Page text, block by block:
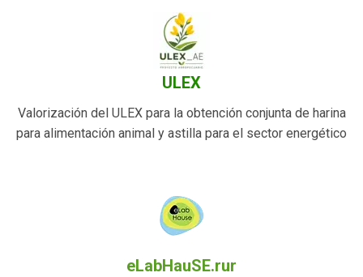
ULEX
Valorización del ULEX para la obtención conjunta de harina
para alimentación animal y astilla para el sector energético
eLabHauSE.rur